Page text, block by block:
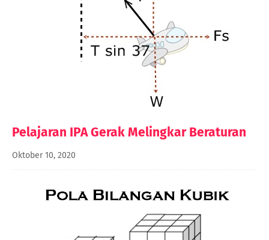
Pelajaran IPA Gerak Melingkar Beraturan
Oktober 10, 2020